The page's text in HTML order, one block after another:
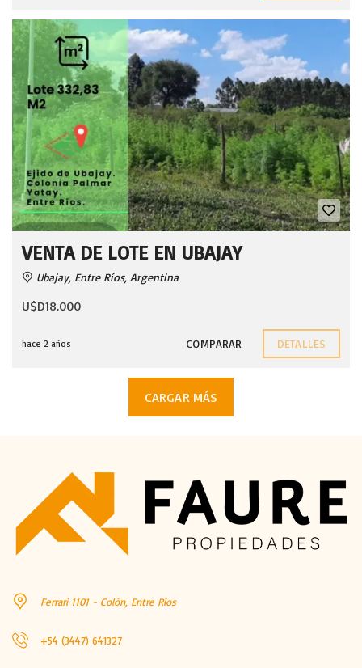
VENTA DE LOTE EN UBAJAY
Ubajay, Entre Ríos, Argentina
U$D18.000
hace 2 años COMPARAR DETALLES
CARGAR MÁS
Ferrari 1101 - Colón, Entre Ríos
+54 (3447) 641327